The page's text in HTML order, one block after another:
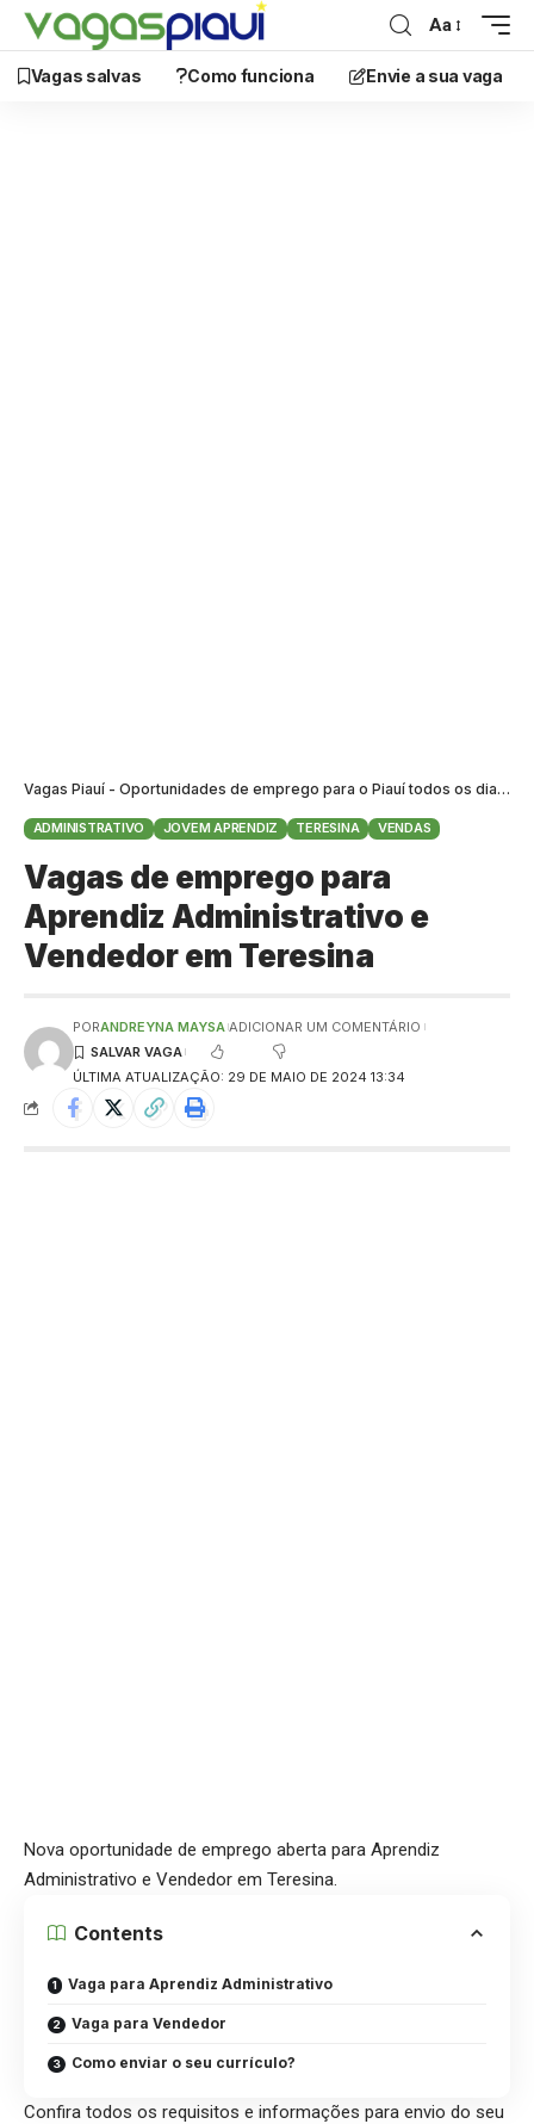
Aa
Vagas salvas Como funciona Envie a sua vaga
Vagas Piauí - Oportunidades de emprego para o Piauí todos os dias>
ADMINISTRATIVO JOVEM APRENDIZ TERESINA VENDAS
Vagas de emprego para
Aprendiz Administrativo e
Vendedor em Teresina
ÚLTIMA ATUALIZAÇÃO: 29 DE MAIO DE 2024 13:34
PORANDREYNA MAYSA ADICIONAR UM COMENTÁRIO
Nova oportunidade de emprego aberta para Aprendiz
Administrativo e Vendedor em Teresina.
Contents
Vaga para Aprendiz Administrativo
Vaga para Vendedor
Como enviar o seu currículo?
Confira todos os requisitos e informações para envio do seu